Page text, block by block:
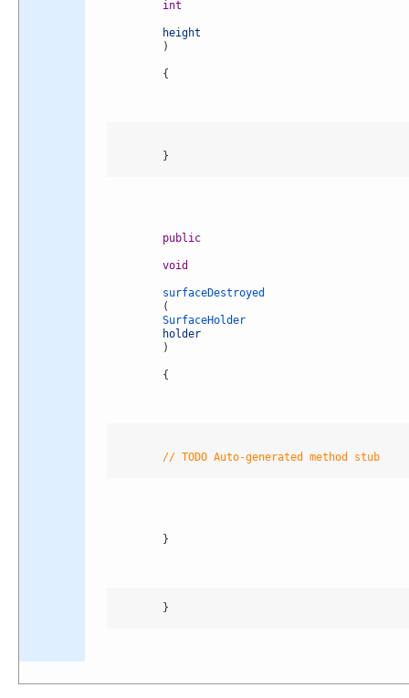
int
height
)
{
}
public
void
surfaceDestroyed
(
SurfaceHolder
holder
)
{
// TODO Auto-generated method stub
}
}